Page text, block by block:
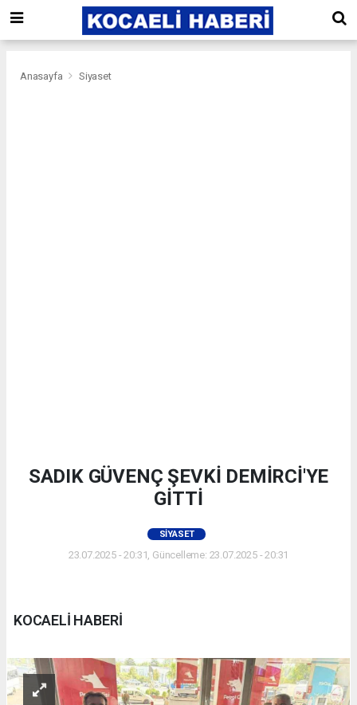
Anasayfa Siyaset
SADIK GÜVENÇ ŞEVKİ DEMİRCİ'YE
GİTTİ
SIYASET
23.07.2025 - 20:31, Güncelleme: 23.07.2025 - 20:31
KOCAELİ HABERİ